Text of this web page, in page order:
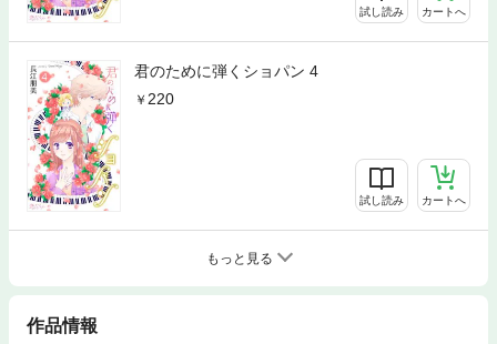
試し読み カートへ
君のために弾くショパン 4
220
試し読み カートへ
もっと見る
作品情報